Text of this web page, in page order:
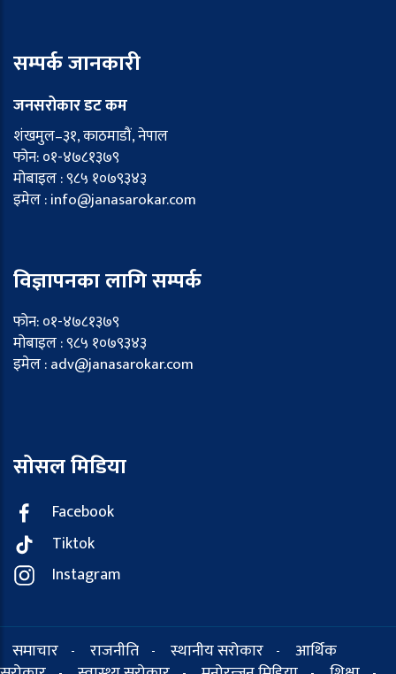
सम्पर्क जानकारी
जनसरोकार डट कम
शंखमुल–३१, काठमाडौं, नेपाल
फोन: ०१-४७८१३७९
मोबाइल : ९८५ १०७९३४३
इमेल : info@janasarokar.com
विज्ञापनका लागि सम्पर्क
फोन: ०१-४७८१३७९
मोबाइल : ९८५ १०७९३४३
इमेल : adv@janasarokar.com
सोसल मिडिया
Facebook
Tiktok
Instagram
समाचार - राजनीति - स्थानीय सरोकार -
आर्थिक